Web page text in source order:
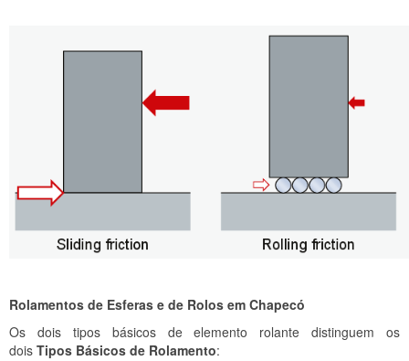
Rolamentos de Esferas e de Rolos em Chapecó
Os dois tipos básicos de elemento rolante distinguem os
dois Tipos Básicos de Rolamento: